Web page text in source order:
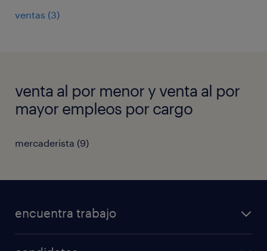
ventas (3)
venta al por menor y venta al por
mayor empleos por cargo
mercaderista (9)
encuentra trabajo